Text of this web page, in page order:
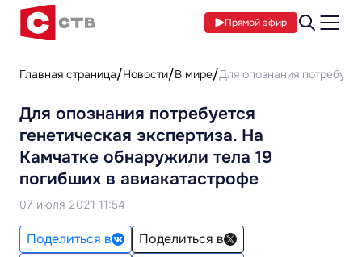
Прямой эфир
Главная страница Новости В мире Для опознания
Для опознания потребуется
генетическая экспертиза. На
Камчатке обнаружили тела 19
погибших в авиакатастрофе
07 июля 2021 11:54
Поделиться в
Поделиться в